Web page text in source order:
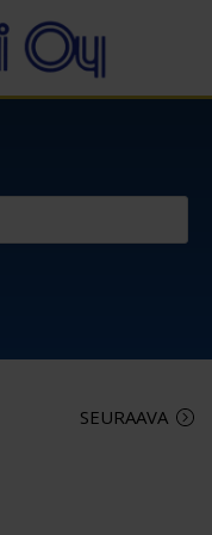
SEURAAVA